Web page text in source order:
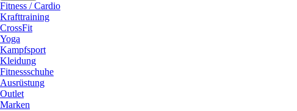
Fitness / Cardio
Krafttraining
CrossFit
Yoga
Kampfsport
Kleidung
Fitnessschuhe
Ausrüstung
Outlet
Marken